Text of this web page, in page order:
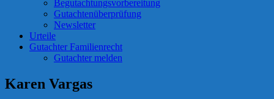
Begutachtungsvorbereitung
Gutachtenüberprüfung
Newsletter
Urteile
Gutachter Familienrecht
Gutachter melden
Karen Vargas